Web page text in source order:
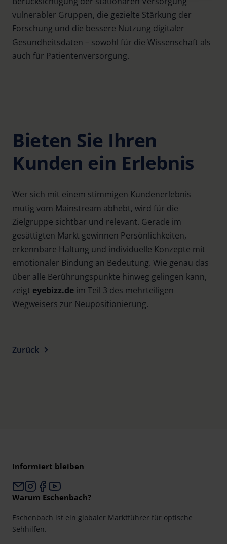
Further information on the procedures used and your
rights can be found in ourPrivacy Policy|Imprint
vulnerabler Gruppen, die gezielte Stärkung der
Forschung und die bessere Nutzung digitaler
Gesundheitsdaten – sowohl für die Wissenschaft als
auch für Patientenversorgung.
Bieten Sie Ihren
Kunden ein Erlebnis
Wer sich mit einem stimmigen Kundenerlebnis
mutig vom Mainstream abhebt, wird für die
Zielgruppe sichtbar und relevant. Gerade im
gesättigten Markt gewinnen Persönlichkeiten,
erkennbare Haltung und individuelle Konzepte mit
emotionaler Bindung an Bedeutung. Wie genau das
über alle Berührungspunkte hinweg gelingen kann,
zeigt eyebizz.de im Teil 3 des mehrteiligen
Wegweisers zur Neupositionierung.
Zurück
Informiert bleiben
Warum Eschenbach?
Eschenbach ist ein globaler Marktführer für optische
Sehhilfen.